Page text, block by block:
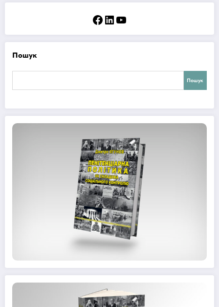
Facebook
LinkedIn
YouTube
Пошук
Пошук